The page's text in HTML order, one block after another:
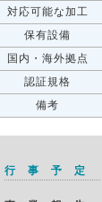
対応可能な加工
保有設備
国内・海外拠点
認証規格
備考
行 事 予 定